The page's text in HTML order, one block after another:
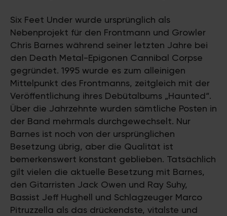
Six Feet Under wurde ursprünglich als
Nebenprojekt für den Frontmann und Growler
Chris Barnes während seiner letzten Jahre bei
den Death Metal-Epigonen Cannibal Corpse
gegründet. 1995 wurde es zum alleinigen
Mittelpunkt des Frontmanns, zeitgleich mit der
Veröffentlichung ihres Debütalbums „Haunted“.
Über die Jahrzehnte wurden sämtliche Posten in
der Band mehrmals durchgewechselt. Nur
Barnes ist noch von der ursprünglichen
Besetzung übrig, aber die Qualität ist
bemerkenswert konstant geblieben. Tatsächlich
gilt vielen die aktuelle Besetzung mit Barnes,
den Gitarristen Jack Owen und Ray Suhy,
Bassist Jeff Hughell und Schlagzeuger Marco
Pitruzzella als das drückendste, vitalste und